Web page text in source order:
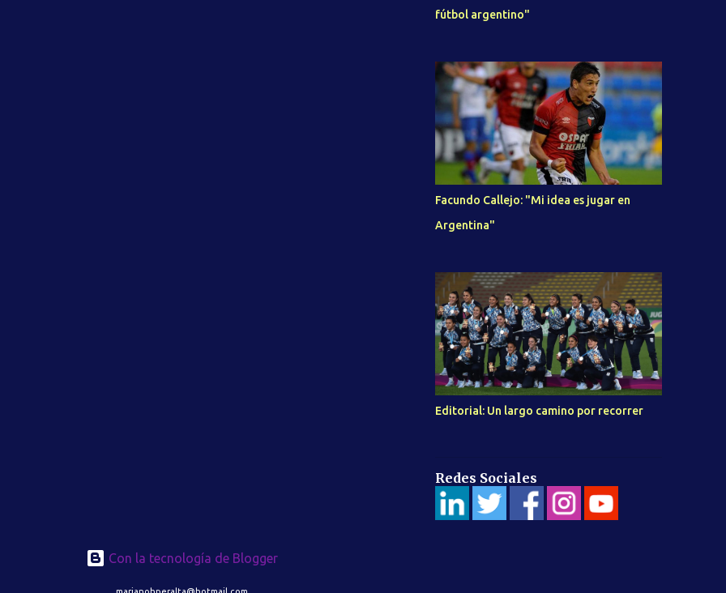
fútbol argentino"
Facundo Callejo: "Mi idea es jugar en
Argentina"
Editorial: Un largo camino por recorrer
Redes Sociales
Con la tecnología de Blogger